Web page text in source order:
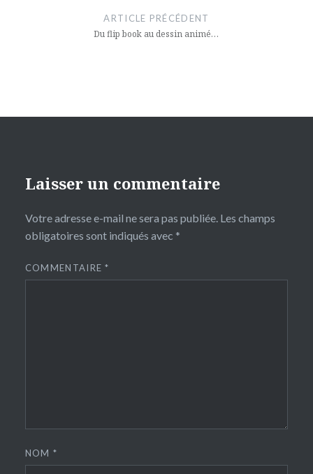
ARTICLE PRÉCÉDENT
Du flip book au dessin animé…
Laisser un commentaire
Votre adresse e-mail ne sera pas publiée. Les champs
obligatoires sont indiqués avec *
COMMENTAIRE*
NOM*